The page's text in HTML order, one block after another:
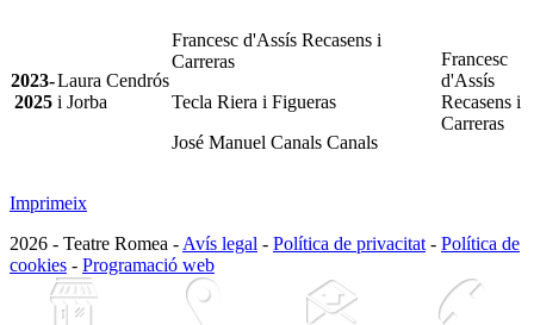
2023-
2025
Laura Cendrós
i Jorba
Francesc d'Assís Recasens i
Carreras
Tecla Riera i Figueras
José Manuel Canals Canals
Francesc
d'Assís
Recasens i
Carreras
Imprimeix
2026 - Teatre Romea - Avís legal - Política de privacitat - Política de
cookies - Programació web